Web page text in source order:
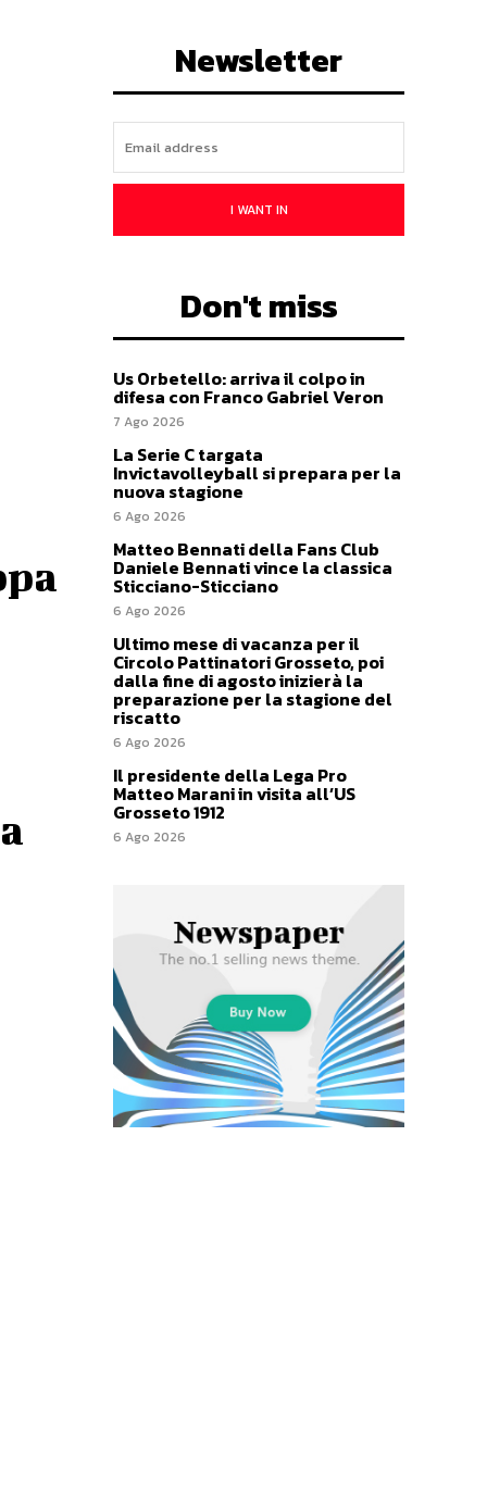
Newsletter
I WANT IN
Don't miss
Us Orbetello: arriva il colpo in
difesa con Franco Gabriel Veron
7 Ago 2026
La Serie C targata
Invictavolleyball si prepara per la
nuova stagione
6 Ago 2026
Matteo Bennati della Fans Club
Daniele Bennati vince la classica
Sticciano-Sticciano
6 Ago 2026
Ultimo mese di vacanza per il
Circolo Pattinatori Grosseto, poi
dalla fine di agosto inizierà la
preparazione per la stagione del
riscatto
6 Ago 2026
Il presidente della Lega Pro
Matteo Marani in visita all’US
Grosseto 1912
6 Ago 2026